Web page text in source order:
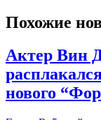
Похожие
Актер Вин
нового